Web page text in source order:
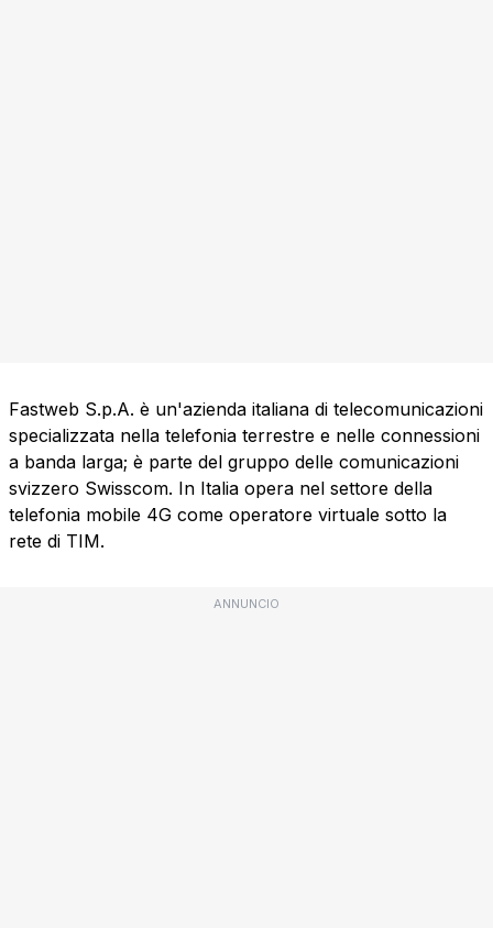
Fastweb S.p.A. è un'azienda italiana di telecomunicazioni
specializzata nella telefonia terrestre e nelle connessioni
a banda larga; è parte del gruppo delle comunicazioni
svizzero Swisscom. In Italia opera nel settore della
telefonia mobile 4G come operatore virtuale sotto la
rete di TIM.
ANNUNCIO